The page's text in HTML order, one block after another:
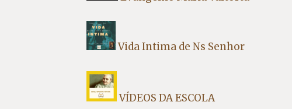
Vida Intima de Ns Senhor
VÍDEOS DA ESCOLA